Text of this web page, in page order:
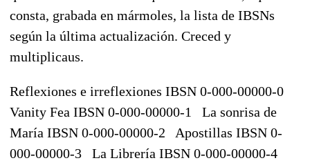
consta, grabada en mármoles, la lista de IBSNs
según la última actualización. Creced y
multiplicaus.
Reflexiones e irreflexiones IBSN 0-000-00000-0
Vanity Fea IBSN 0-000-00000-1
La sonrisa de
María IBSN 0-000-00000-2 Apostillas IBSN 0-
000-00000-3
La Librería IBSN 0-000-00000-4